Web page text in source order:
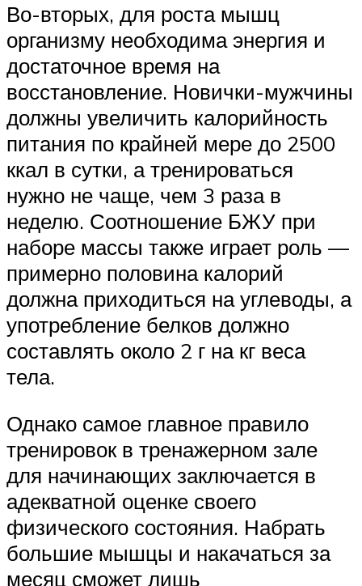
Во-вторых, для роста мышц
организму необходима энергия и
достаточное время на
восстановление. Новички-мужчины
должны увеличить калорийность
питания по крайней мере до 2500
ккал в сутки, а тренироваться
нужно не чаще, чем 3 раза в
неделю. Соотношение БЖУ при
наборе массы также играет роль —
примерно половина калорий
должна приходиться на углеводы, а
употребление белков должно
составлять около 2 г на кг веса
тела.
Однако самое главное правило
тренировок в тренажерном зале
для начинающих заключается в
адекватной оценке своего
физического состояния. Набрать
большие мышцы и накачаться за
месяц сможет лишь